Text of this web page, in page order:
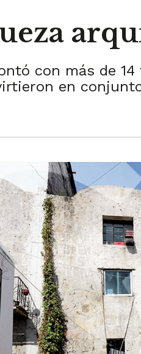
con más de
en